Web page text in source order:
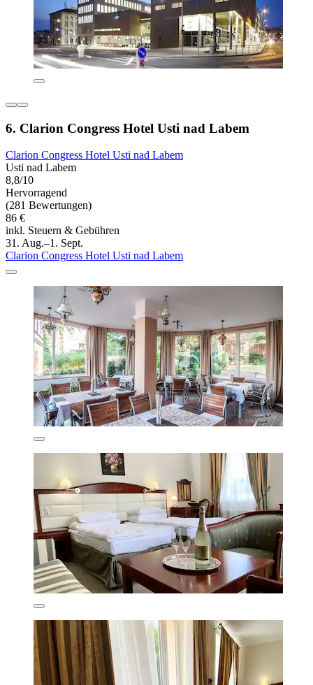
6. Clarion Congress Hotel Usti nad Labem
Clarion Congress Hotel Usti nad Labem
Usti nad Labem
8,8/10
Hervorragend
(281 Bewertungen)
86 €
inkl. Steuern & Gebühren
31. Aug.–1. Sept.
Clarion Congress Hotel Usti nad Labem